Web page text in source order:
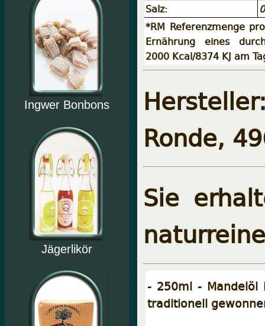
Ingwer Bonbons
Jägerlikör
Salz:
*RM Referenzmenge
Ernährung eines
2000 Kcal/8374 KJ am
Ronde,
Sie
- 250ml - Mandelöl
traditionell